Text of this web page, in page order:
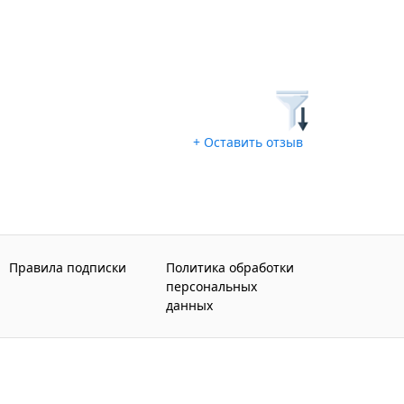
+ Оставить отзыв
Правила подписки
Политика обработки
персональных
данных